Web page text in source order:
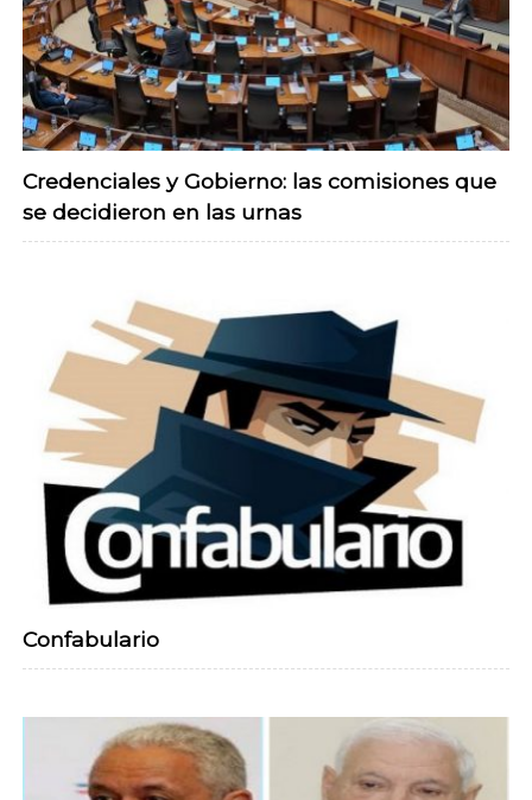
Credenciales y Gobierno: las comisiones que
se decidieron en las urnas
Confabulario